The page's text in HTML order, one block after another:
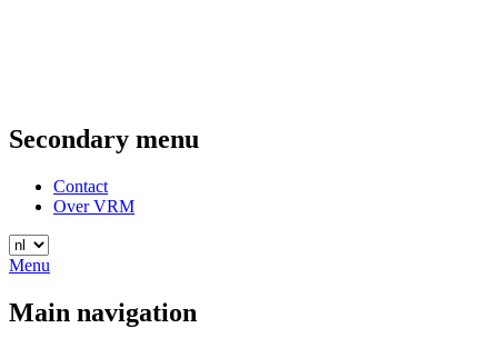
Secondary menu
Contact
Over VRM
Menu
Main navigation